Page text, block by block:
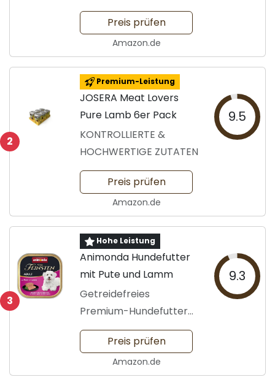
Preis prüfen
Amazon.de
2
Premium-Leistung
JOSERA Meat Lovers
Pure Lamb 6er Pack
KONTROLLIERTE &
HOCHWERTIGE ZUTATEN
9.5
Preis prüfen
Amazon.de
3
Hohe Leistung
Animonda Hundefutter
mit Pute und Lamm
Getreidefreies
Premium-Hundefutter
für Erwachsene Hunde
9.3
Preis prüfen
Amazon.de